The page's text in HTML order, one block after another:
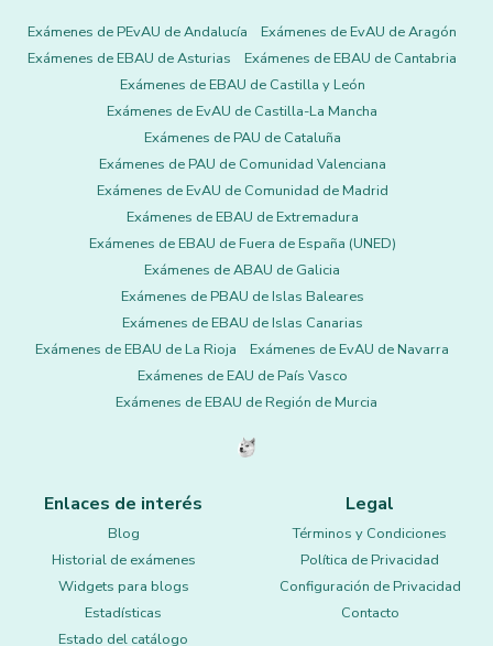
Exámenes de PEvAU de Andalucía
Exámenes de EvAU de Aragón
Exámenes de EBAU de Asturias
Exámenes de EBAU de Cantabria
Exámenes de EBAU de Castilla y León
Exámenes de EvAU de Castilla-La Mancha
Exámenes de PAU de Cataluña
Exámenes de PAU de Comunidad Valenciana
Exámenes de EvAU de Comunidad de Madrid
Exámenes de EBAU de Extremadura
Exámenes de EBAU de Fuera de España (UNED)
Exámenes de ABAU de Galicia
Exámenes de PBAU de Islas Baleares
Exámenes de EBAU de Islas Canarias
Exámenes de EBAU de La Rioja
Exámenes de EvAU de Navarra
Exámenes de EAU de País Vasco
Exámenes de EBAU de Región de Murcia
Enlaces de interés
Blog
Historial de exámenes
Widgets para blogs
Estadísticas
Estado del catálogo
Legal
Términos y Condiciones
Política de Privacidad
Configuración de Privacidad
Contacto